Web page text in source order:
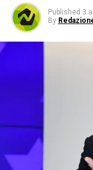
Published 3
By